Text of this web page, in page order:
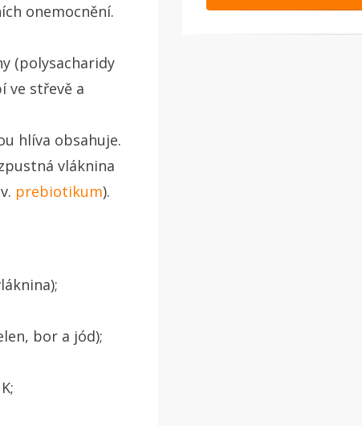
onemocnění.
(polysacharidy
ve střevě a
hlíva obsahuje.
vláknina
prebiotikum).
bor a jód);